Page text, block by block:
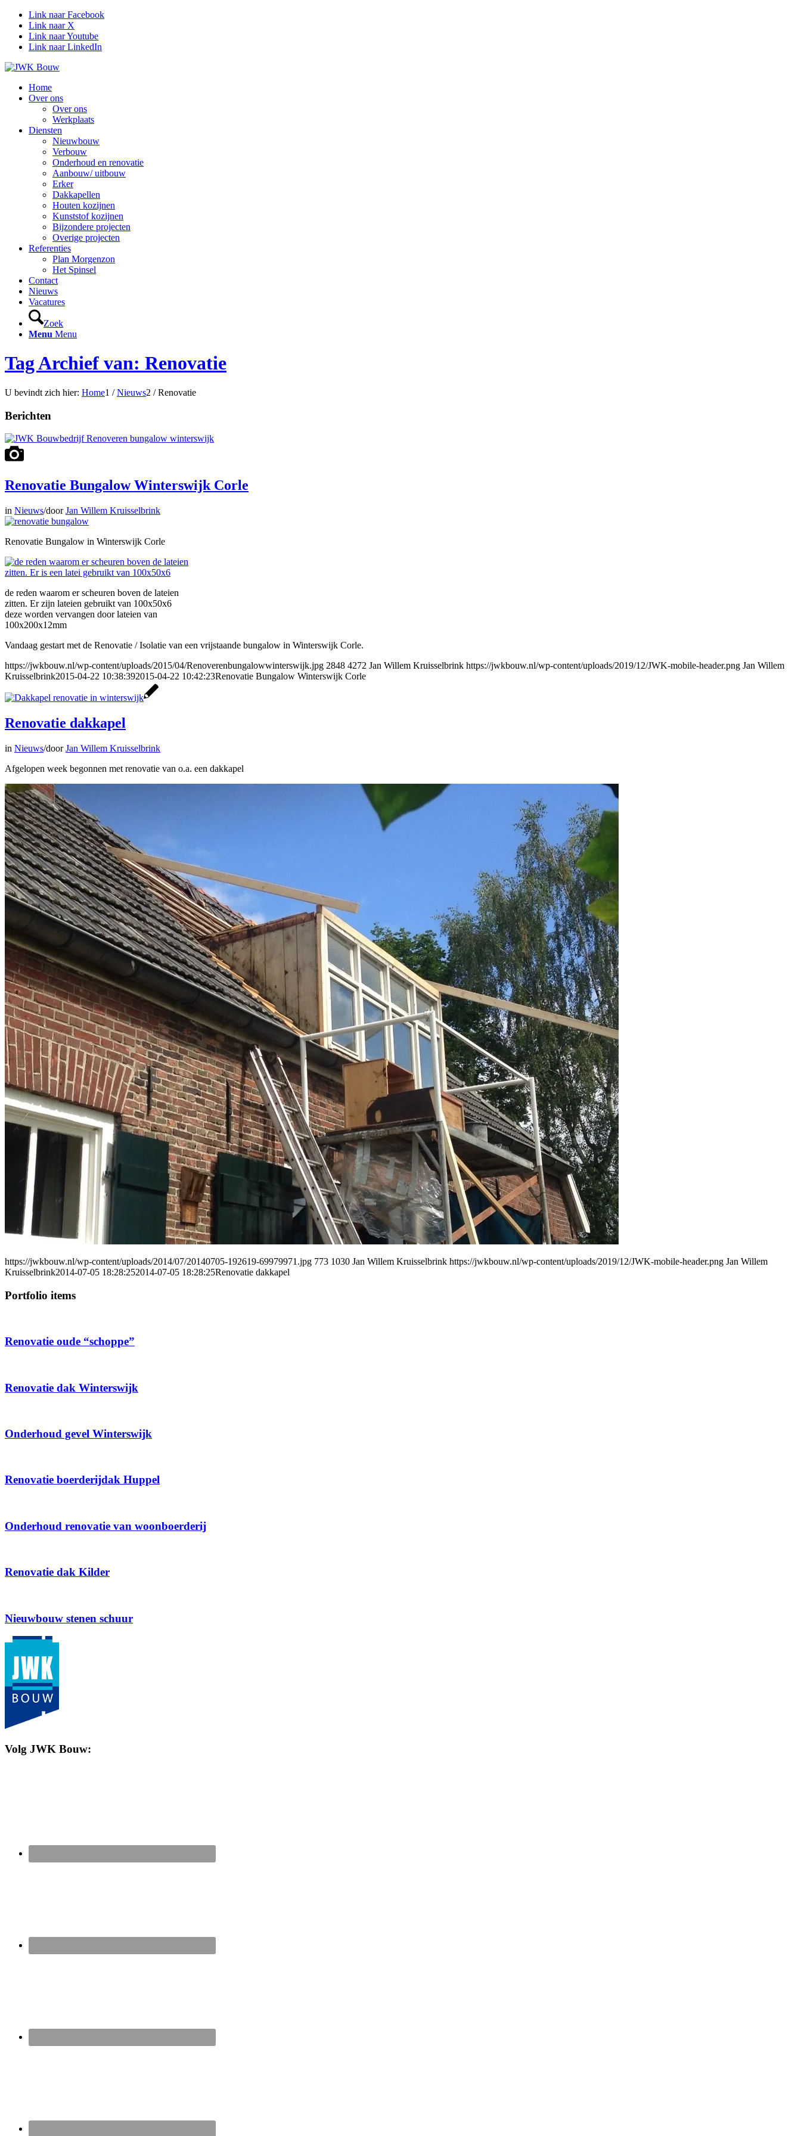
Link naar Facebook
Link naar X
Link naar Youtube
Link naar LinkedIn
Home
Over ons
Over ons
Werkplaats
Diensten
Nieuwbouw
Verbouw
Onderhoud en renovatie
Aanbouw/ uitbouw
Erker
Dakkapellen
Houten kozijnen
Kunststof kozijnen
Bijzondere projecten
Overige projecten
Referenties
Plan Morgenzon
Het Spinsel
Contact
Nieuws
Vacatures
Zoek
Menu Menu
Tag Archief van: Renovatie
U bevindt zich hier: Home1 / Nieuws2 / Renovatie
Berichten
Renovatie Bungalow Winterswijk Corle
in Nieuws/doorJan Willem Kruisselbrink
Renovatie Bungalow in Winterswijk Corle
de reden waarom er scheuren boven de lateien
zitten. Er zijn lateien gebruikt van 100x50x6
deze worden vervangen door lateien van
100x200x12mm
Vandaag gestart met de Renovatie / Isolatie van een vrijstaande bungalow in Winterswijk Corle.
https://jwkbouw.nl/wp-content/uploads/2015/04/Renoverenbungalowwinterswijk.jpg 2848 4272 Jan Willem Kruisselbrink https://jwkbouw.nl/wp-content/uploads/2019/12/JWK-mobile-header.png Jan Willem
Kruisselbrink2015-04-22 10:38:392015-04-22 10:42:23Renovatie Bungalow Winterswijk Corle
Renovatie dakkapel
in Nieuws/doorJan Willem Kruisselbrink
Afgelopen week begonnen met renovatie van o.a. een dakkapel
https://jwkbouw.nl/wp-content/uploads/2014/07/20140705-192619-69979971.jpg 773 1030 Jan Willem Kruisselbrink https://jwkbouw.nl/wp-content/uploads/2019/12/JWK-mobile-header.png Jan Willem
Kruisselbrink2014-07-05 18:28:252014-07-05 18:28:25Renovatie dakkapel
Portfolio items
Renovatie oude “schoppe”
Renovatie dak Winterswijk
Onderhoud gevel Winterswijk
Renovatie boerderijdak Huppel
Onderhoud renovatie van woonboerderij
Renovatie dak Kilder
Nieuwbouw stenen schuur
Volg JWK Bouw: